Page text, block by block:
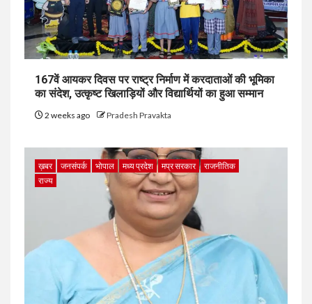
167वें आयकर दिवस पर राष्ट्र निर्माण में करदाताओं की भूमिका
का संदेश, उत्कृष्ट खिलाड़ियों और विद्यार्थियों का हुआ सम्मान
2 weeks ago Pradesh Pravakta
ख़बर जनसंपर्क भोपाल मध्य प्रदेश मप्र सरकार
राजनीतिक
राज्य